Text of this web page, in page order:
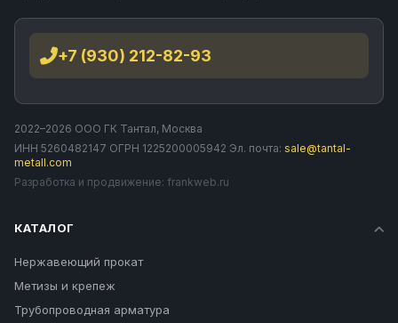
+7 (930) 212-82-93
2022–2026 ООО ГК Тантал, Москва
ИНН 5260482147 ОГРН 1225200005942 Эл. почта: sale@tantal-
metall.com
Разработка и продвижение: frankweb.ru
КАТАЛОГ
Нержавеющий прокат
Метизы и крепеж
Трубопроводная арматура